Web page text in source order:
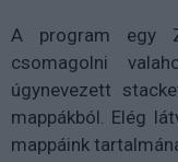
A program egy
csomagolni
úgynevezett
mappákból. Elég
mappáink